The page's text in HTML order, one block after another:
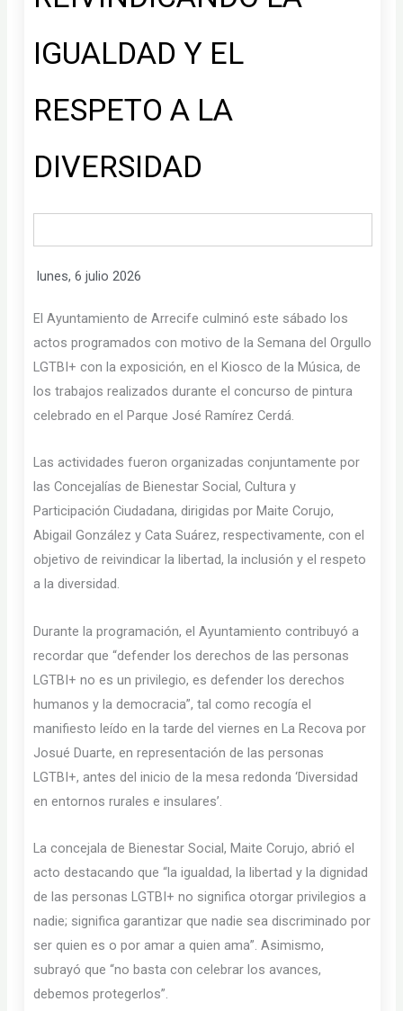
IGUALDAD Y EL
RESPETO A LA
DIVERSIDAD
lunes, 6 julio 2026
El Ayuntamiento de Arrecife culminó este sábado los
actos programados con motivo de la Semana del Orgullo
LGTBI+ con la exposición, en el Kiosco de la Música, de
los trabajos realizados durante el concurso de pintura
celebrado en el Parque José Ramírez Cerdá.
Las actividades fueron organizadas conjuntamente por
las Concejalías de Bienestar Social, Cultura y
Participación Ciudadana, dirigidas por Maite Corujo,
Abigail González y Cata Suárez, respectivamente, con el
objetivo de reivindicar la libertad, la inclusión y el respeto
a la diversidad.
Durante la programación, el Ayuntamiento contribuyó a
recordar que “defender los derechos de las personas
LGTBI+ no es un privilegio, es defender los derechos
humanos y la democracia”, tal como recogía el
manifiesto leído en la tarde del viernes en La Recova por
Josué Duarte, en representación de las personas
LGTBI+, antes del inicio de la mesa redonda ‘Diversidad
en entornos rurales e insulares’.
La concejala de Bienestar Social, Maite Corujo, abrió el
acto destacando que “la igualdad, la libertad y la dignidad
de las personas LGTBI+ no significa otorgar privilegios a
nadie; significa garantizar que nadie sea discriminado por
ser quien es o por amar a quien ama”. Asimismo,
subrayó que “no basta con celebrar los avances,
debemos protegerlos”.